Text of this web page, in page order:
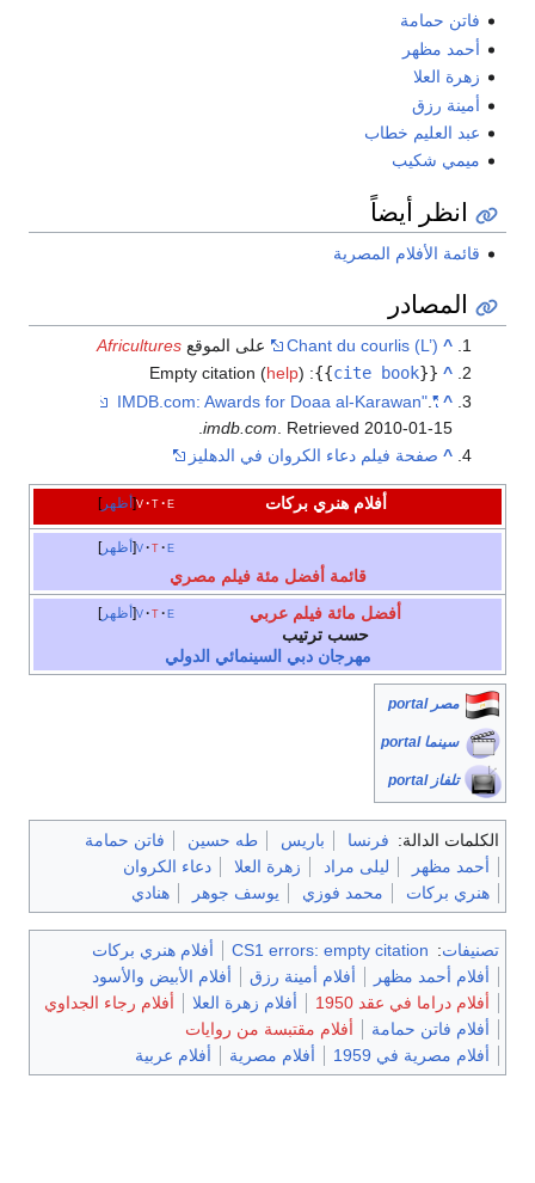
فاتن حمامة
أحمد مظهر
زهرة العلا
أمينة رزق
عبد العليم خطاب
ميمي شكيب
انظر أيضاً
قائمة الأفلام المصرية
المصادر
^
Chant du courlis (L’) على الموقع Africultures
^
{{
cite book
}}
:
Empty citation (help)
^
"IMDB.com: Awards for Doaa al-Karawan"
.
imdb.com . Retrieved 2010-01-15
.
^ صفحة فيلم دعاء الكروان في الدهليز
أظهر v t e أفلام هنري بركات
أظهر v t e
قائمة أفضل مئة فيلم مصري
أظهر v t e
أفضل مائة فيلم عربي
حسب ترتيب
مهرجان دبي السينمائي الدولي
مصر portal
سينما portal
تلفاز portal
الكلمات الدالة: فرنسا باريس طه حسين
فاتن حمامة
أحمد مظهر
ليلى مراد زهرة العلا
دعاء الكروان
هنري بركات
محمد فوزي يوسف جوهر هنادي
تصنيفات:
CS1 errors: empty citation
أفلام هنري بركات
أفلام أحمد مظهر
أفلام أمينة رزق
أفلام الأبيض والأسود
أفلام دراما في عقد 1950
أفلام زهرة العلا
أفلام رجاء الجداوي
أفلام فاتن حمامة
أفلام مقتبسة من روايات
أفلام مصرية في 1959
أفلام مصرية أفلام عربية